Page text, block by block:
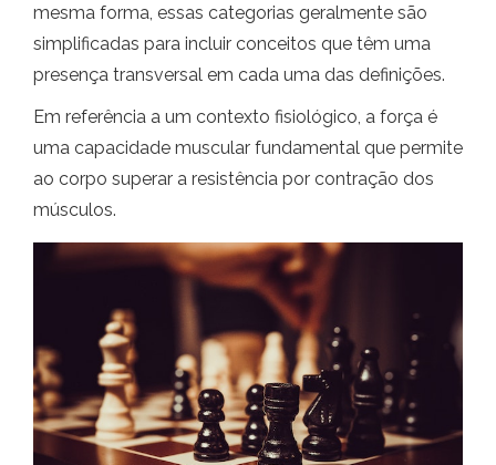
mesma forma, essas categorias geralmente são
simplificadas para incluir conceitos que têm uma
presença transversal em cada uma das definições.
Em referência a um contexto fisiológico, a força é
uma capacidade muscular fundamental que permite
ao corpo superar a resistência por contração dos
músculos.